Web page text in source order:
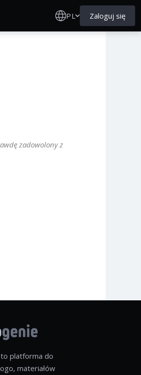
PL Zaloguj się
zadowolony z
platforma do
materiałów